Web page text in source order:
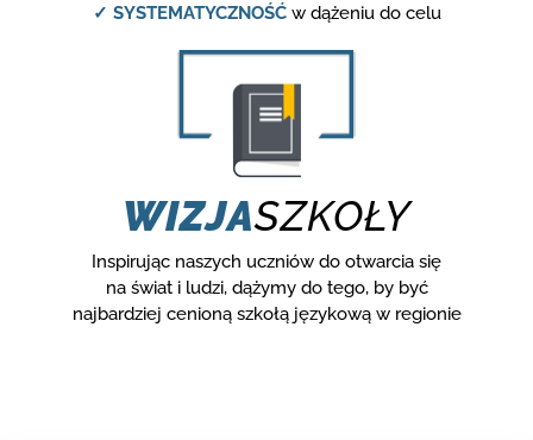
✓ SYSTEMATYCZNOŚĆw dążeniu do celu
WIZJASZKOŁY
Inspirując naszych uczniów do otwarcia się
na świat i ludzi, dążymy do tego, by być
najbardziej cenioną szkołą językową w regionie